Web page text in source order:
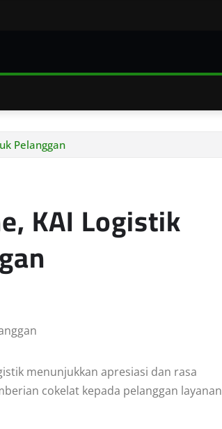
Pelanggan
KAI Logistik
menunjukkan apresiasi dan rasa
cokelat kepada pelanggan layanan